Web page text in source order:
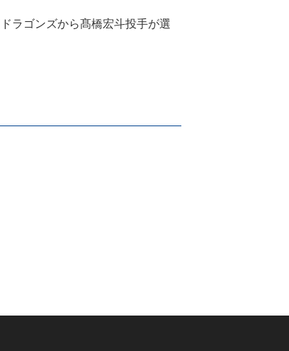
ラゴンズから髙橋宏斗投手が選